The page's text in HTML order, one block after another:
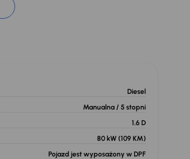
Diesel
Manualna / 5 stopni
1.6 D
80 kW (109 KM)
Pojazd jest wyposażony w DPF